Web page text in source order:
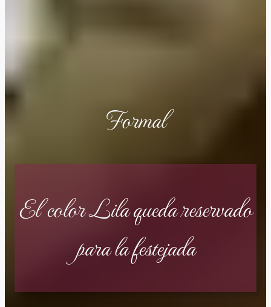
Formal
El color Lila queda reservado
para la festejada